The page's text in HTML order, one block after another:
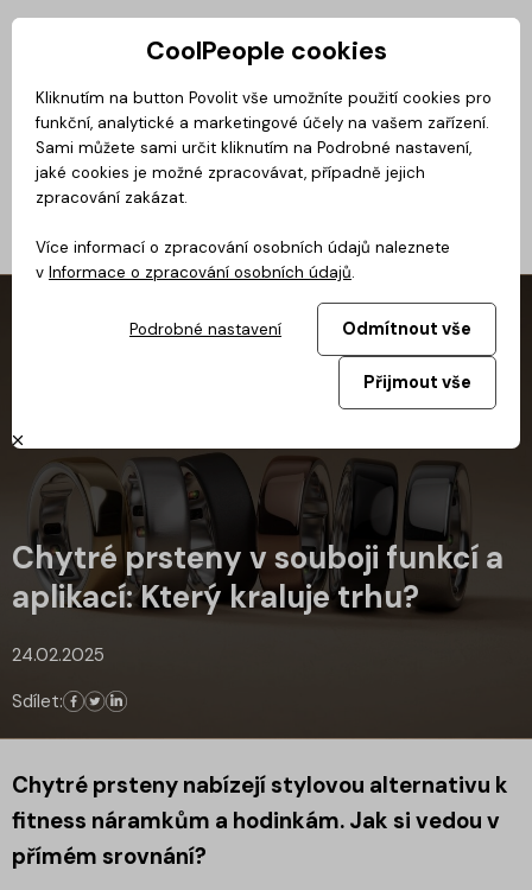
Privátní zóna
Magazín BusinessClass CoolMovie CoolDialog Podcast
Chytré prsteny v souboji funkcí a
aplikací: Který kraluje trhu?
24.02.2025
Sdílet:
Chytré prsteny nabízejí stylovou alternativu k
fitness náramkům a hodinkám. Jak si vedou v
přímém srovnání?
CoolPeople cookies
Kliknutím na button Povolit vše umožníte použití cookies pro
funkční, analytické a marketingové účely na vašem zařízení.
Sami můžete sami určit kliknutím na Podrobné nastavení,
jaké cookies je možné zpracovávat, případně jejich
zpracování zakázat.
Více informací o zpracování osobních údajů naleznete
v Informace o zpracování osobních údajů.
Podrobné nastavení Odmítnout vše
Přijmout vše